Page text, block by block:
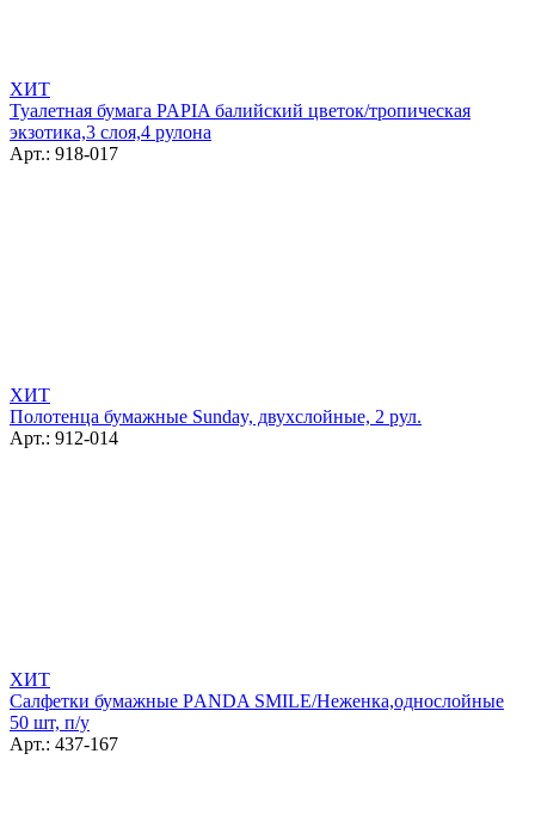
ХИТ
Туалетная бумага PAPIA балийский цветок/тропическая
экзотика,3 слоя,4 рулона
Арт.: 918-017
ХИТ
Полотенца бумажные Sunday, двухслойные, 2 рул.
Арт.: 912-014
ХИТ
Салфетки бумажные РANDA SMILE/Неженка,однослойные
50 шт, п/у
Арт.: 437-167